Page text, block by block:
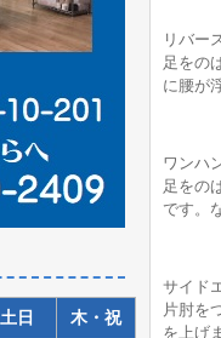
リバー
足をの
に腰が
ワンハ
足をの
です。
サイド
片肘を
を上げ
土日 木・祝